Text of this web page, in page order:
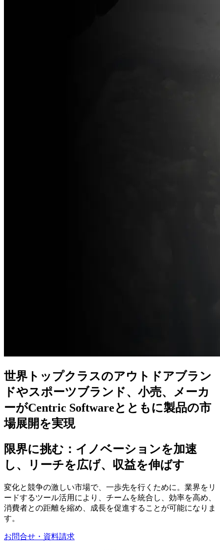
世界トップクラスのアウトドアブラン
ドやスポーツブランド、 小売、
メーカ
ーがCentric Softwareとともに製品の市
場展開を実現
限界に挑む：イノベーションを加速
し、
リーチを広げ、 収益を伸ばす
変化と競争の激しい市場で、一歩先を行くために。業界をリ
ードするツール活用により、チームを統合し、効率を高め、
消費者との距離を縮め、成長を促進することが可能になりま
す。
お問合せ・資料請求